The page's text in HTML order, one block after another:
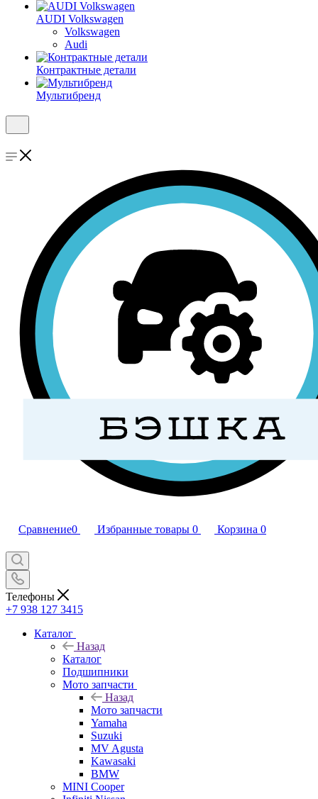
AUDI Volkswagen
Volkswagen
Audi
Контрактные детали
Мультибренд
Сравнение0 Избранные товары 0 Корзина 0
Телефоны
+7 938 127 3415
Каталог
Назад
Каталог
Подшипники
Мото запчасти
Назад
Мото запчасти
Yamaha
Suzuki
MV Agusta
Kawasaki
BMW
MINI Cooper